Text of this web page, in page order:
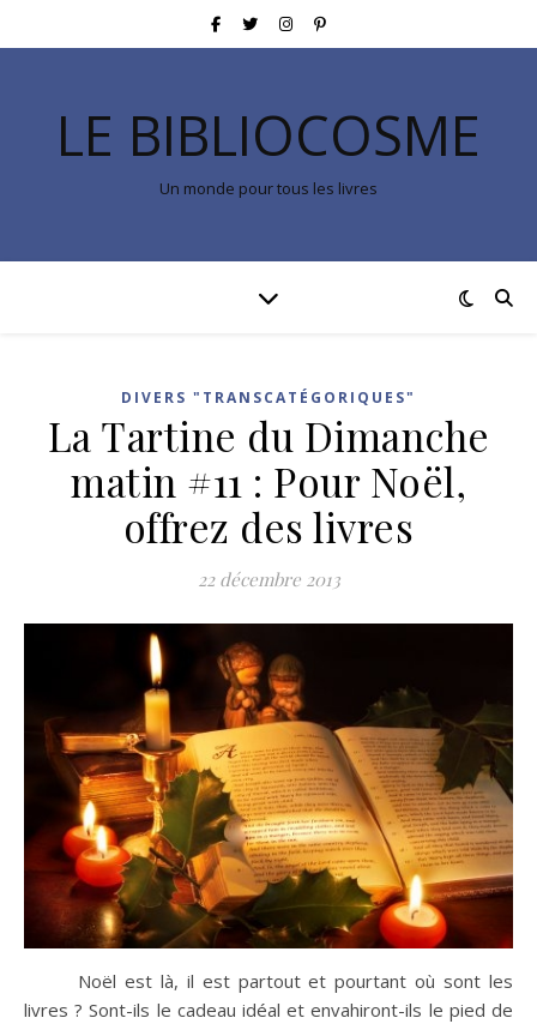
LE BIBLIOCOSME
Un monde pour tous les livres
DIVERS "TRANSCATÉGORIQUES"
La Tartine du Dimanche
matin #11 : Pour Noël,
offrez des livres
22 décembre 2013
Noël est là, il est partout et pourtant où sont les
livres ? Sont-ils le cadeau idéal et envahiront-ils le pied de